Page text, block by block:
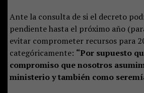
Ante la consulta de si el decreto
pendiente hasta el próximo año
evitar comprometer recursos para
categóricamente: “Por supuesto
compromiso que nosotros
ministerio y también como